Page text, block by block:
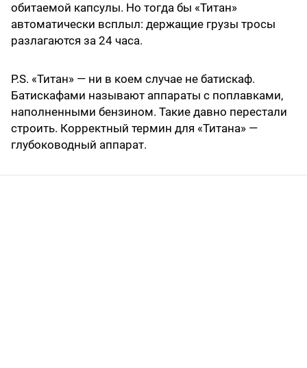
обитаемой капсулы. Но тогда бы «Титан»
автоматически всплыл: держащие грузы тросы
разлагаются за 24 часа.
P.S. «Титан» — ни в коем случае не батискаф.
Батискафами называют аппараты с поплавками,
наполненными бензином. Такие давно перестали
строить. Корректный термин для «Титана» —
глубоководный аппарат.